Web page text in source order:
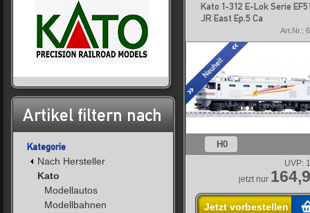
Artikel filtern nach
Kategorie
Nach Hersteller
Kato
Modellautos
Modellbahnen
Kato 1-312 E-Lok Serie
JR East Ep.5 Ca
Art.Nr.:
H0
UVP:
jetzt nur
Jetzt vorbestellen